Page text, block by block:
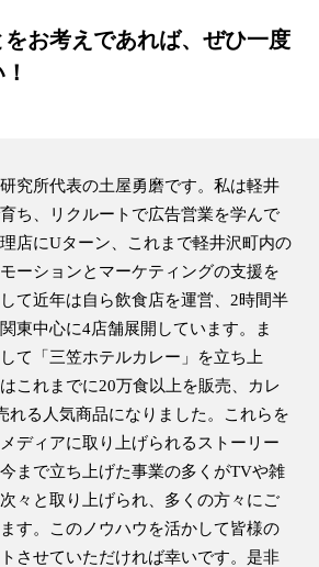
お考えであれば、ぜひ一度
究所代表の土屋勇磨です。私は軽井
ち、リクルートで広告営業を学んで
店にUターン、これまで軽井沢町内の
ーションとマーケティングの支援を
て近年は自ら飲食店を運営、2時間半
東中心に4店舗展開しています。ま
て「三笠ホテルカレー」を立ち上
これまでに20万食以上を販売、カレ
れる人気商品になりました。これらを
ディアに取り上げられるストーリー
まで立ち上げた事業の多くがTVや雑
々と取り上げられ、多くの方々にご
す。このノウハウを活かして皆様の
させていただければ幸いです。是非